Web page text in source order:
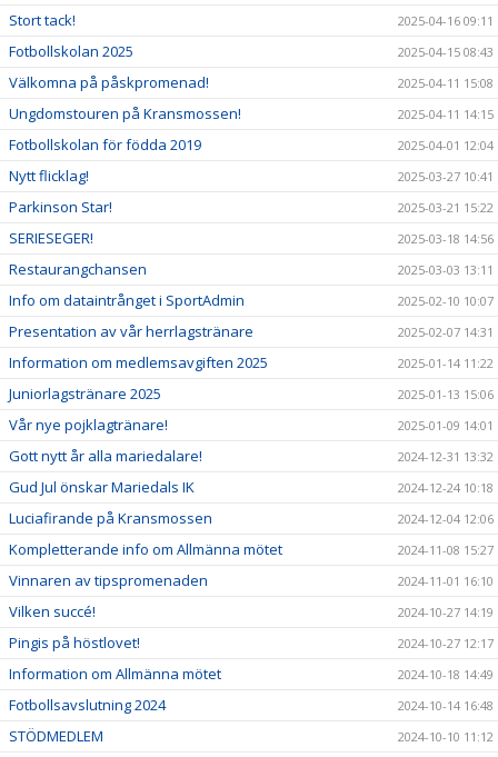
Stort tack! 2025-04-16 09:11
Fotbollskolan 2025 2025-04-15 08:43
Välkomna på påskpromenad! 2025-04-11 15:08
Ungdomstouren på Kransmossen! 2025-04-11 14:15
Fotbollskolan för födda 2019 2025-04-01 12:04
Nytt flicklag! 2025-03-27 10:41
Parkinson Star! 2025-03-21 15:22
SERIESEGER! 2025-03-18 14:56
Restaurangchansen 2025-03-03 13:11
Info om dataintrånget i SportAdmin 2025-02-10 10:07
Presentation av vår herrlagstränare 2025-02-07 14:31
Information om medlemsavgiften 2025 2025-01-14 11:22
Juniorlagstränare 2025 2025-01-13 15:06
Vår nye pojklagtränare! 2025-01-09 14:01
Gott nytt år alla mariedalare! 2024-12-31 13:32
Gud Jul önskar Mariedals IK 2024-12-24 10:18
Luciafirande på Kransmossen 2024-12-04 12:06
Kompletterande info om Allmänna mötet 2024-11-08 15:27
Vinnaren av tipspromenaden 2024-11-01 16:10
Vilken succé! 2024-10-27 14:19
Pingis på höstlovet! 2024-10-27 12:17
Information om Allmänna mötet 2024-10-18 14:49
Fotbollsavslutning 2024 2024-10-14 16:48
STÖDMEDLEM 2024-10-10 11:12